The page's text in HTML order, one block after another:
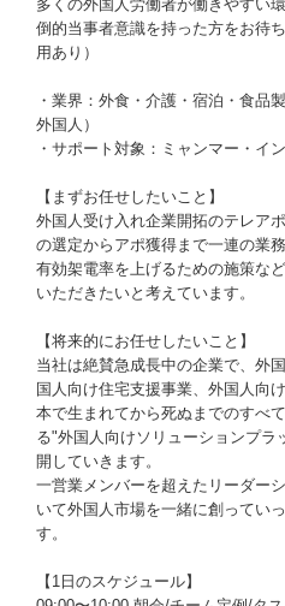
多くの外国人労働者が働きやすい
倒的当事者意識を持った方をお待
用あり）
・業界：外食・介護・宿泊・食品
外国人）
・サポート対象：ミャンマー・イ
【まずお任せしたいこと】
外国人受け入れ企業開拓のテレア
の選定からアポ獲得まで一連の業
有効架電率を上げるための施策な
いただきたいと考えています。
【将来的にお任せしたいこと】
当社は絶賛急成長中の企業で、外
国人向け住宅支援事業、外国人向
本で生まれてから死ぬまでのすべ
る"外国人向けソリューションプラ
開していきます。
一営業メンバーを超えたリーダー
いて外国人市場を一緒に創ってい
す。
【1日のスケジュール】